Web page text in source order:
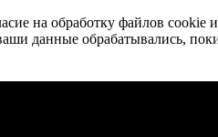
на обработку файлов cookie
данные обрабатывались,